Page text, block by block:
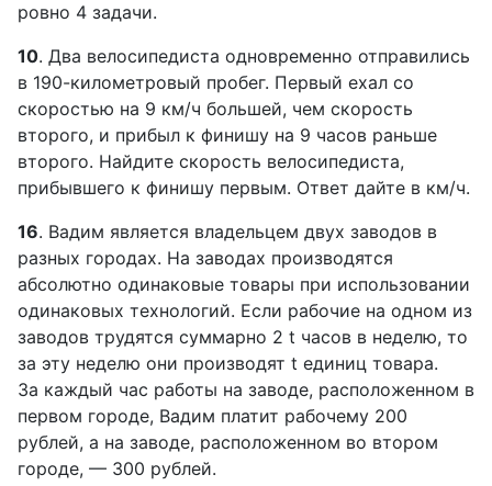
ровно 4 задачи.
10. Два велосипедиста одновременно отправились
в 190-километровый пробег. Первый ехал со
скоростью на 9 км/ч большей, чем скорость
второго, и прибыл к финишу на 9 часов раньше
второго. Найдите скорость велосипедиста,
прибывшего к финишу первым. Ответ дайте в км/ч.
16. Вадим является владельцем двух заводов в
разных городах. На заводах производятся
абсолютно одинаковые товары при использовании
одинаковых технологий. Если рабочие на одном из
заводов трудятся суммарно 2 t часов в неделю, то
за эту неделю они производят t единиц товара.
За каждый час работы на заводе, расположенном в
первом городе, Вадим платит рабочему 200
рублей, а на заводе, расположенном во втором
городе, — 300 рублей.